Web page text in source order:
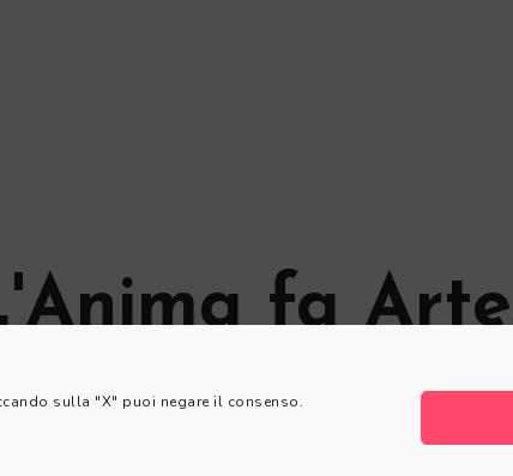
sulla "X" puoi negare il consenso.
fa Arte
© L'Anima fa Arte